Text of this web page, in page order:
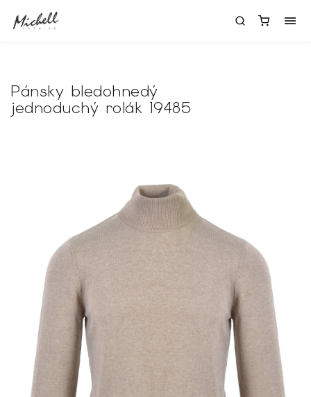
Pánsky bledohnedý
jednoduchý rolák 19485